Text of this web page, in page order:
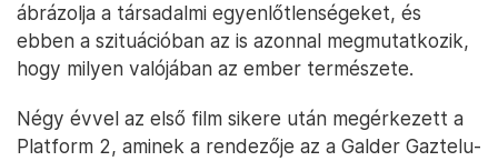
ábrázolja a társadalmi egyenlőtlenségeket, és
ebben a szituációban az is azonnal megmutatkozik,
hogy milyen valójában az ember természete.
Négy évvel az első film sikere után megérkezett a
Platform 2, aminek a rendezője az a Galder Gaztelu-